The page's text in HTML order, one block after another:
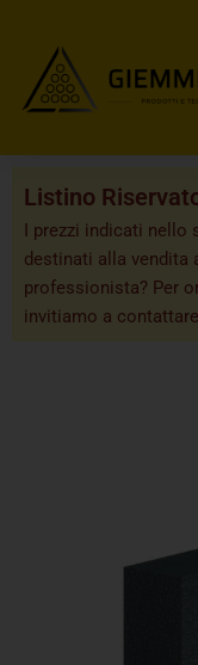
Listino
I prezzi indicati nello
destinati alla vendita
professionista? Per
invitiamo a